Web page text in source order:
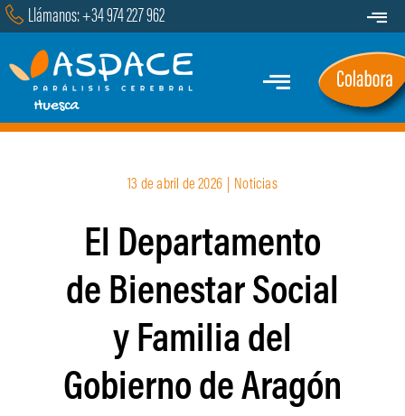
Saltar
contenido
Llámanos: +34 974 227 962
Toggle
Transparencia
Contacto
Toggle
Navigation
Servicios y Programas
Marcha
Actualidad
13 de abril de 2026 Noticias
El Departamento
de Bienestar Social
y Familia del
Gobierno de Aragón